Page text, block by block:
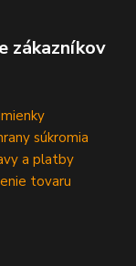
zákazníkov
súkromia
a platby
tovaru